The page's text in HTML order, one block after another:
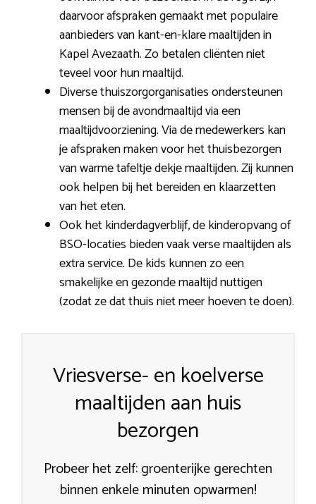
daarvoor afspraken gemaakt met populaire
aanbieders van kant-en-klare maaltijden in
Kapel Avezaath. Zo betalen cliënten niet
teveel voor hun maaltijd.
Diverse thuiszorgorganisaties ondersteunen
mensen bij de avondmaaltijd via een
maaltijdvoorziening. Via de medewerkers kan
je afspraken maken voor het thuisbezorgen
van warme tafeltje dekje maaltijden. Zij kunnen
ook helpen bij het bereiden en klaarzetten
van het eten.
Ook het kinderdagverblijf, de kinderopvang of
BSO-locaties bieden vaak verse maaltijden als
extra service. De kids kunnen zo een
smakelijke en gezonde maaltijd nuttigen
(zodat ze dat thuis niet meer hoeven te doen).
Vriesverse- en koelverse
maaltijden aan huis
bezorgen
Probeer het zelf: groenterijke gerechten
binnen enkele minuten opwarmen!